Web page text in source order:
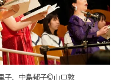
子、中島郁子©️山口敦